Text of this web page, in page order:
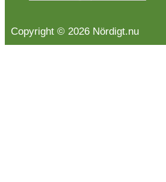
Copyright © 2026 Nördigt.nu